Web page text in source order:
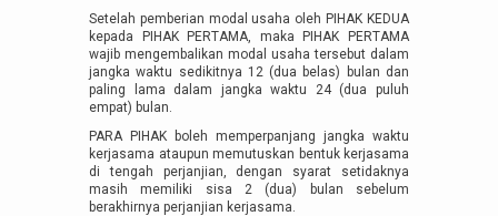
Setelah pemberian modal usaha oleh PIHAK KEDUA
kepada PIHAK PERTAMA, maka PIHAK PERTAMA
wajib mengembalikan modal usaha tersebut dalam
jangka waktu sedikitnya 12 (dua belas) bulan dan
paling lama dalam jangka waktu 24 (dua puluh
empat) bulan.
PARA PIHAK boleh memperpanjang jangka waktu
kerjasama ataupun memutuskan bentuk kerjasama
di tengah perjanjian, dengan syarat setidaknya
masih memiliki sisa 2 (dua) bulan sebelum
berakhirnya perjanjian kerjasama.